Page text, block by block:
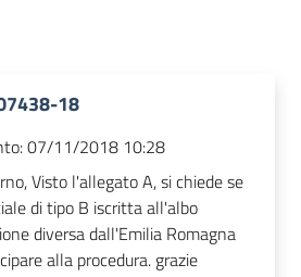
18
07/11/2018 10:28
Visto l'allegato A, si chiede se
di tipo B iscritta all'albo
diversa dall'Emilia Romagna
alla procedura. grazie